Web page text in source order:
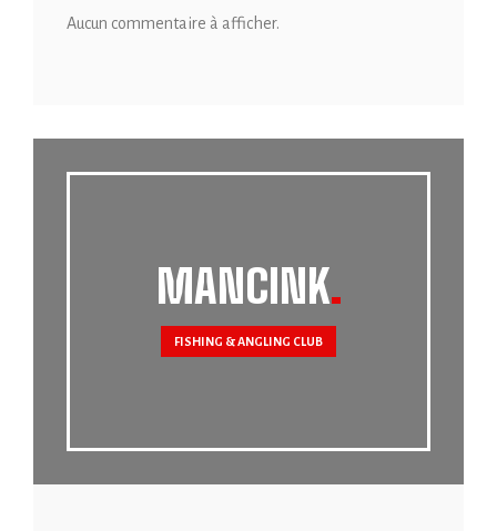
Aucun commentaire à afficher.
MANCINK
FISHING & ANGLING CLUB